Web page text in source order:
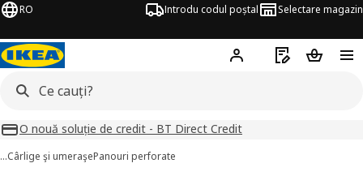
RO Introdu codul poștal Selectare magazin
Hej! Autentifică-te
Listă deCoșul de
O nouă soluție de credit - BT Direct Credit
…Cârlige şi umeraşePanouri perforate